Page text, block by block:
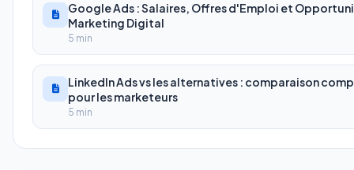
Google Ads : Salaires, Offres d'Emploi et
Marketing Digital
5 min
LinkedIn Ads vs les alternatives : comparaison
pour les marketeurs
5 min